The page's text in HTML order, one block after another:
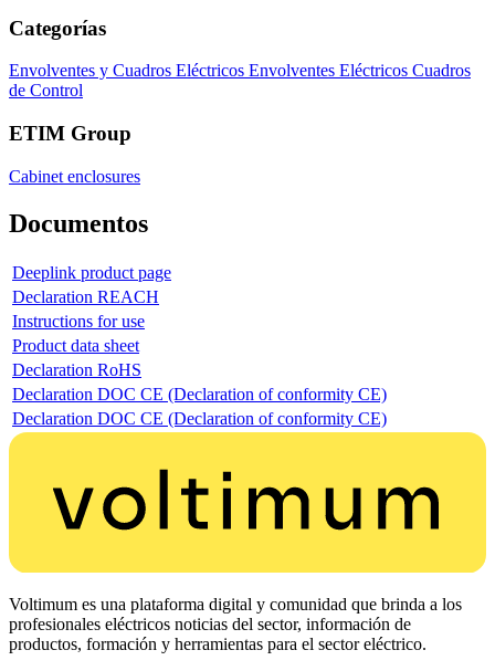
Categorías
Envolventes y Cuadros Eléctricos Envolventes Eléctricos Cuadros
de Control
ETIM Group
Cabinet enclosures
Documentos
Deeplink product page
Declaration REACH
Instructions for use
Product data sheet
Declaration RoHS
Declaration DOC CE (Declaration of conformity CE)
Declaration DOC CE (Declaration of conformity CE)
Voltimum es una plataforma digital y comunidad que brinda a los
profesionales eléctricos noticias del sector, información de
productos, formación y herramientas para el sector eléctrico.